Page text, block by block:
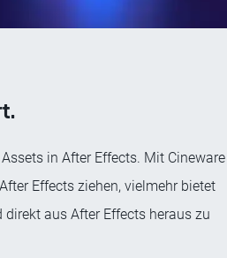
in After Effects. Mit Cineware
Effects ziehen, vielmehr bietet
aus After Effects heraus zu